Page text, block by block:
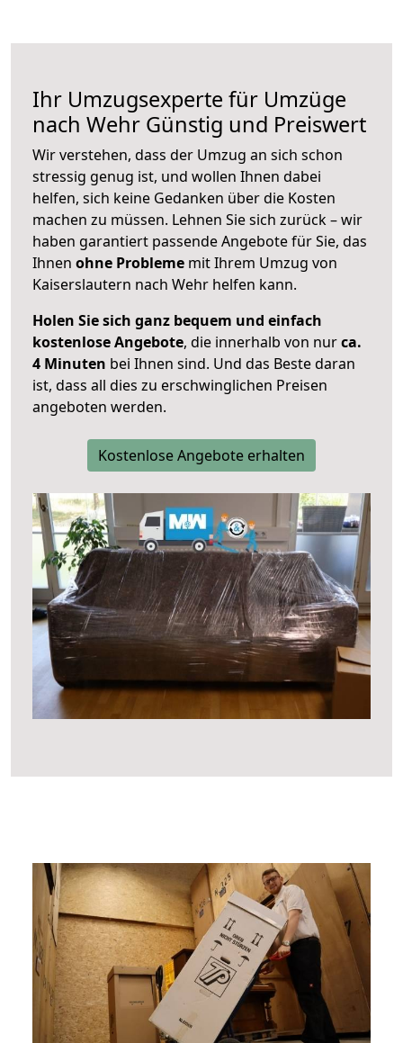
Ihr Umzugsexperte für Umzüge
nach Wehr Günstig und Preiswert
Wir verstehen, dass der Umzug an sich schon
stressig genug ist, und wollen Ihnen dabei
helfen, sich keine Gedanken über die Kosten
machen zu müssen. Lehnen Sie sich zurück – wir
haben garantiert passende Angebote für Sie, das
Ihnen ohne Probleme mit Ihrem Umzug von
Kaiserslautern nach Wehr helfen kann.
Holen Sie sich ganz bequem und einfach
kostenlose Angebote, die innerhalb von nurca.
4 Minuten bei Ihnen sind. Und das Beste daran
ist, dass all dies zu erschwinglichen Preisen
angeboten werden.
Kostenlose Angebote erhalten